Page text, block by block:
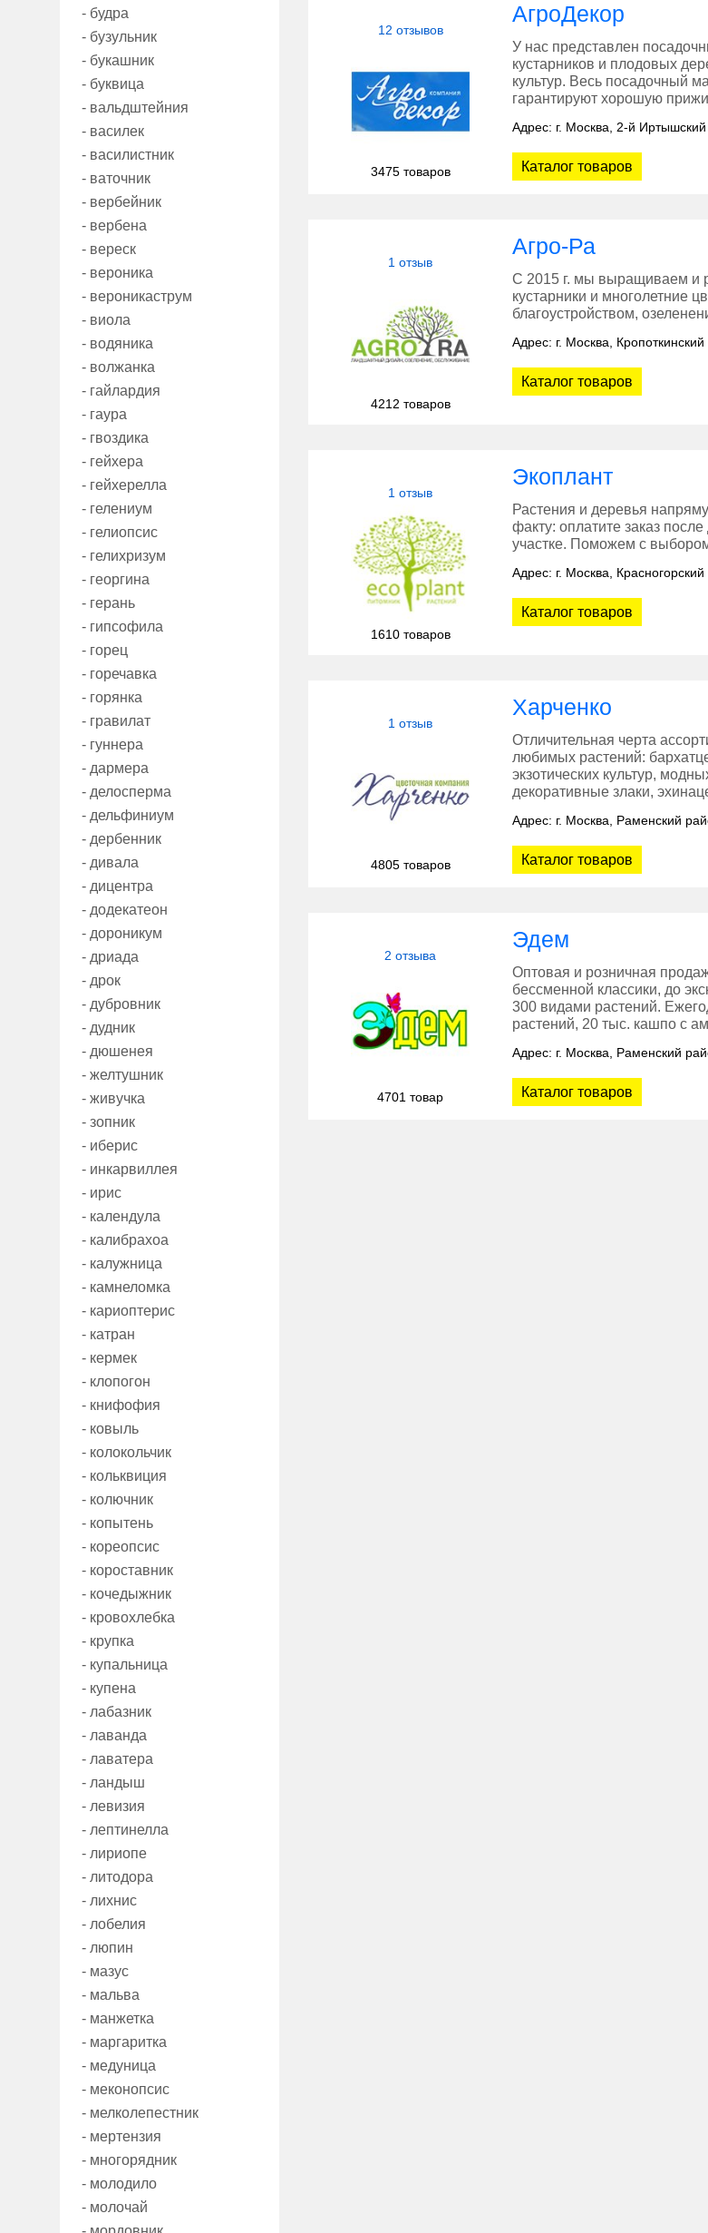
- будра
- бузульник
- букашник
- буквица
- вальдштейния
- василек
- василистник
- ваточник
- вербейник
- вербена
- вереск
- вероника
- вероникаструм
- виола
- водяника
- волжанка
- гайлардия
- гаура
- гвоздика
- гейхера
- гейхерелла
- гелениум
- гелиопсис
- гелихризум
- георгина
- герань
- гипсофила
- горец
- горечавка
- горянка
- гравилат
- гуннера
- дармера
- делосперма
- дельфиниум
- дербенник
- дивала
- дицентра
- додекатеон
- дороникум
- дриада
- дрок
- дубровник
- дудник
- дюшенея
- желтушник
- живучка
- зопник
- иберис
- инкарвиллея
- ирис
- календула
- калибрахоа
- калужница
- камнеломка
- кариоптерис
- катран
- кермек
- клопогон
- книфофия
- ковыль
- колокольчик
- кольквиция
- колючник
- копытень
- кореопсис
- короставник
- кочедыжник
- кровохлебка
- крупка
- купальница
- купена
- лабазник
- лаванда
- лаватера
- ландыш
- левизия
- лептинелла
- лириопе
- литодора
- лихнис
- лобелия
- люпин
- мазус
- мальва
- манжетка
- маргаритка
- медуница
- меконопсис
- мелколепестник
- мертензия
- многорядник
- молодило
- молочай
12 отзывов
3475 товаров
АгроДекор
У нас представлен
кустарников и плодовых
культур. Весь посадочный
гарантируют хорошую
Адрес: г. Москва, 2-й
Каталог товаров
1 отзыв
4212 товаров
Агро-Ра
С 2015 г. мы выращиваем и
кустарники и многолетние
благоустройством,
Адрес: г. Москва,
Каталог товаров
1 отзыв
1610 товаров
Экоплант
Растения и деревья
факту: оплатите заказ
участке. Поможем с
Адрес: г. Москва,
Каталог товаров
1 отзыв
4805 товаров
Харченко
Отличительная черта
любимых растений:
экзотических культур,
декоративные злаки,
Адрес: г. Москва, Раменский
Каталог товаров
2 отзыва
4701 товар
Эдем
Оптовая и розничная
бессменной классики, до
300 видами растений.
растений, 20 тыс. кашпо с
Адрес: г. Москва, Раменский
Каталог товаров